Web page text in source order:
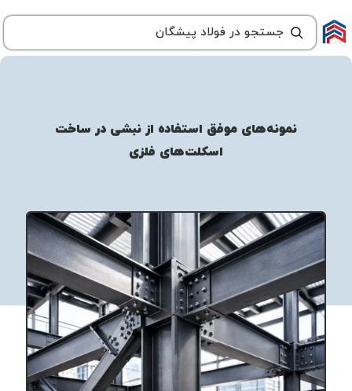
نمونه‌های موفق استفاده از نبشی در ساخت
اسکلت‌های فلزی